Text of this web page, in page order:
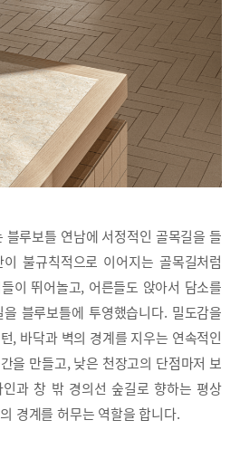
루보틀 연남에 서정적인 골목길을 들
불규칙적으로 이어지는 골목길처럼
이 뛰어놀고, 어른들도 앉아서 담소를
블루보틀에 투영했습니다. 밀도감을
, 바닥과 벽의 경계를 지우는 연속적인
을 만들고, 낮은 천장고의 단점마저 보
과 창 밖 경의선 숲길로 향하는 평상
경계를 허무는 역할을 합니다.